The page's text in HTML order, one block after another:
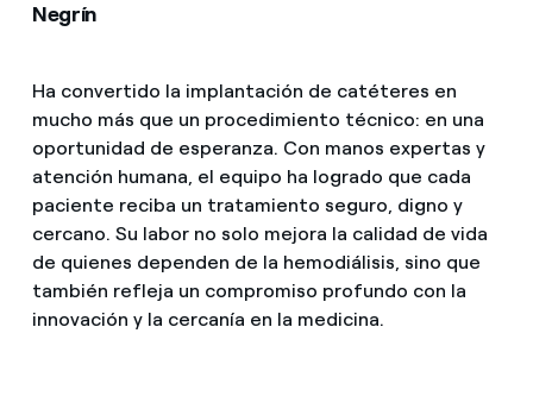
Negrín
Ha convertido la implantación de catéteres en
mucho más que un procedimiento técnico: en una
oportunidad de esperanza. Con manos expertas y
atención humana, el equipo ha logrado que cada
paciente reciba un tratamiento seguro, digno y
cercano. Su labor no solo mejora la calidad de vida
de quienes dependen de la hemodiálisis, sino que
también refleja un compromiso profundo con la
innovación y la cercanía en la medicina.